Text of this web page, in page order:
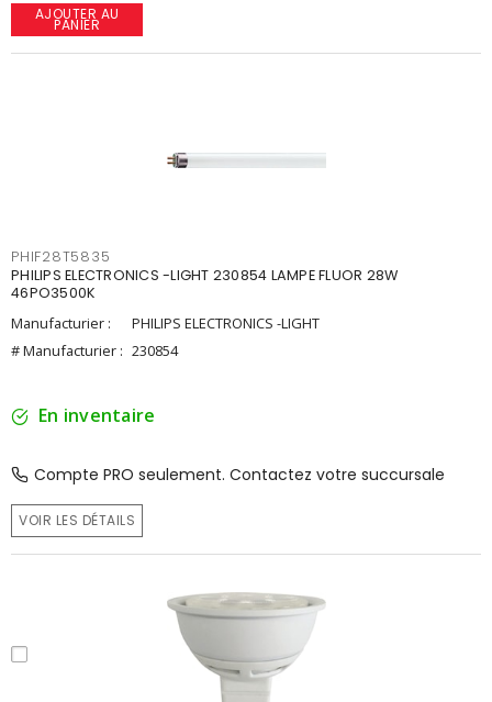
AJOUTER AU
PANIER
PHIF28T5835
PHILIPS ELECTRONICS -LIGHT 230854 LAMPE FLUOR 28W
46PO3500K
Manufacturier :
PHILIPS ELECTRONICS -LIGHT
# Manufacturier : 230854
En inventaire
Compte PRO seulement. Contactez votre succursale
VOIR LES DÉTAILS